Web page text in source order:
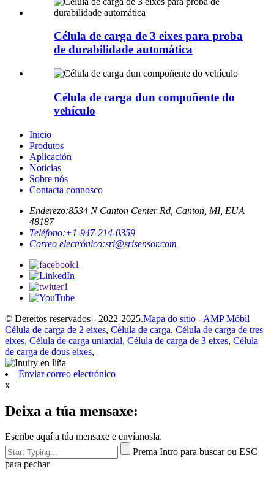
Célula de carga de 3 eixes para proba
de durabilidade automática
Célula de carga dun compoñente do
vehículo
Inicio
Produtos
Aplicación
Noticias
Sobre nós
Contacta connosco
Enderezo:8534 N Canton Center Rd, Canton, MI, EUA
48187
Teléfono:+1-947-214-0359
Correo electrónico:sri@srisensor.com
© Dereitos reservados - 2022-2025.Mapa do sitio - AMP Móbil
Célula de carga de 2 eixes, Célula de carga, Célula de carga de tres
eixes, Célula de carga uniaxial, Célula de carga de 3 eixes, Célula
de carga de dous eixes,
Enviar correo electrónico
x
Deixa a túa mensaxe:
Escribe aquí a túa mensaxe e envíanosla.
Prema Intro para buscar ou ESC
para pechar